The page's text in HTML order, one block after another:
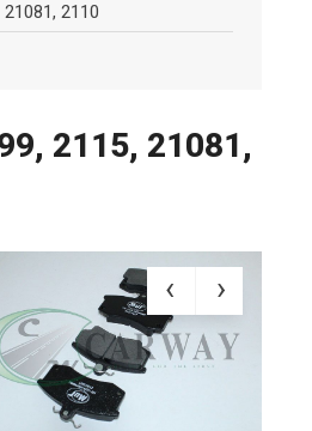
2110
2115, 21081,